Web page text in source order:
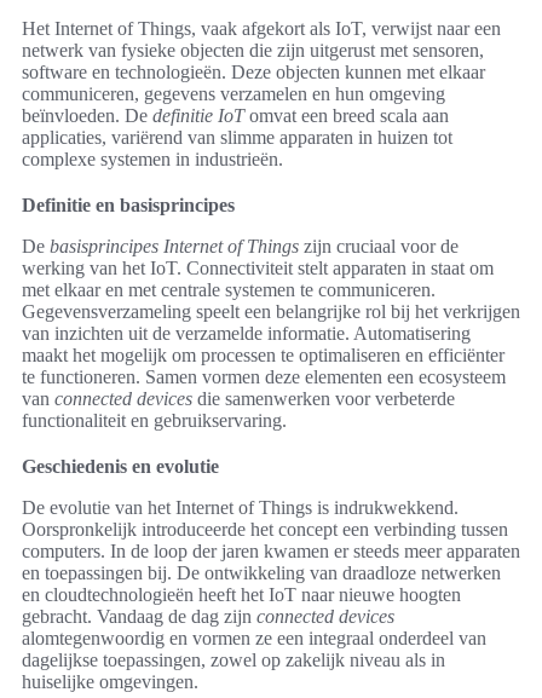
Het Internet of Things, vaak afgekort als IoT, verwijst naar een
netwerk van fysieke objecten die zijn uitgerust met sensoren,
software en technologieën. Deze objecten kunnen met elkaar
communiceren, gegevens verzamelen en hun omgeving
beïnvloeden. De definitie IoTomvat een breed scala aan
applicaties, variërend van slimme apparaten in huizen tot
complexe systemen in industrieën.
Definitie en basisprincipes
De basisprincipes Internet of Things zijn cruciaal voor de
werking van het IoT. Connectiviteit stelt apparaten in staat om
met elkaar en met centrale systemen te communiceren.
Gegevensverzameling speelt een belangrijke rol bij het verkrijgen
van inzichten uit de verzamelde informatie. Automatisering
maakt het mogelijk om processen te optimaliseren en efficiënter
te functioneren. Samen vormen deze elementen een ecosysteem
van connected devices die samenwerken voor verbeterde
functionaliteit en gebruikservaring.
Geschiedenis en evolutie
De evolutie van het Internet of Things is indrukwekkend.
Oorspronkelijk introduceerde het concept een verbinding tussen
computers. In de loop der jaren kwamen er steeds meer apparaten
en toepassingen bij. De ontwikkeling van draadloze netwerken
en cloudtechnologieën heeft het IoT naar nieuwe hoogten
gebracht. Vandaag de dag zijn connected devices
alomtegenwoordig en vormen ze een integraal onderdeel van
dagelijkse toepassingen, zowel op zakelijk niveau als in
huiselijke omgevingen.